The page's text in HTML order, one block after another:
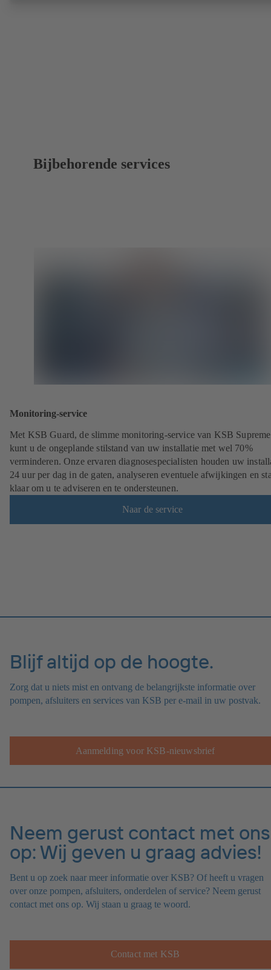
Bijbehorende services
Monitoring-service
Met KSB Guard, de slimme monitoring-service van KSB
kunt u de ongeplande stilstand van uw installatie met wel 70%
verminderen. Onze ervaren diagnosespecialisten houden uw
24 uur per dag in de gaten, analyseren eventuele afwijkingen en
klaar om u te adviseren en te ondersteunen.
Naar de service
Blijf altijd op de hoogte.
Zorg dat u niets mist en ontvang de belangrijkste informatie over
pompen, afsluiters en services van KSB per e-mail in uw postvak.
Aanmelding voor KSB-nieuwsbrief
Neem gerust contact met ons
op: Wij geven u graag advies!
Bent u op zoek naar meer informatie over KSB? Of heeft u vragen
over onze pompen, afsluiters, onderdelen of service? Neem gerust
contact met ons op. Wij staan u graag te woord.
Contact met KSB